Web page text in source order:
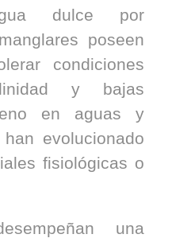
dulce por
poseen
condiciones
y bajas
en aguas y
evolucionado
fisiológicas o
una